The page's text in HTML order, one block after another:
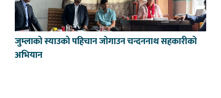
जुम्लाको स्याउको पहिचान जोगाउन चन्दननाथ सहकारीको
अभियान